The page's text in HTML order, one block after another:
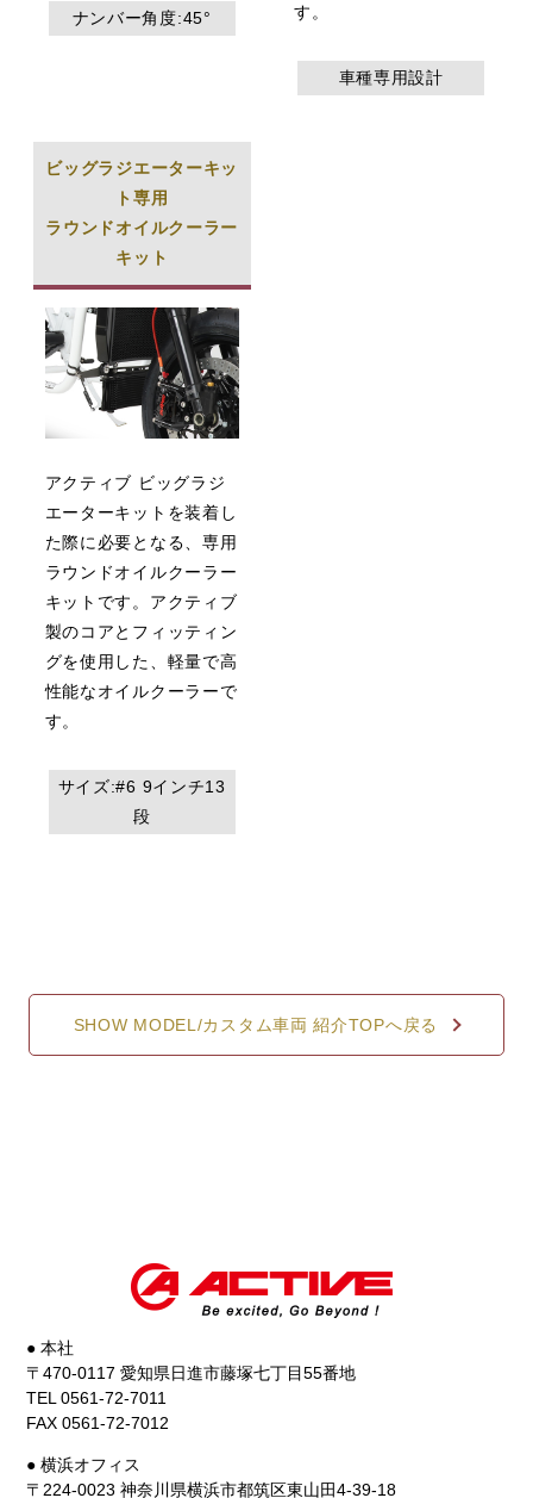
ナンバー角度:45°
す。
車種専用設計
ビッグラジエーターキッ
ト専用
ラウンドオイルクーラー
キット
アクティブ ビッグラジ
エーターキットを装着し
た際に必要となる、専用
ラウンドオイルクーラー
キットです。アクティブ
製のコアとフィッティン
グを使用した、軽量で高
性能なオイルクーラーで
す。
サイズ:#6 9インチ13
段
SHOW MODEL/カスタム車両 紹介TOPへ戻る
● 本社
〒470-0117 愛知県日進市藤塚七丁目55番地
TEL 0561-72-7011
FAX 0561-72-7012
● 横浜オフィス
〒224-0023 神奈川県横浜市都筑区東山田4-39-18